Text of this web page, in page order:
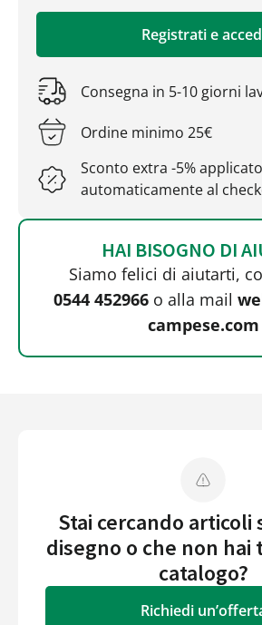
Registrati e
Consegna in 5-10 giorni
Ordine minimo 25€
Sconto extra -5% applicato
automaticamente al
HAI BISOGNO DI
Siamo felici di aiutarti,
0544 452966 o alla mail
campese.com
Stai cercando articoli
disegno o che non
catalogo?
Richiedi